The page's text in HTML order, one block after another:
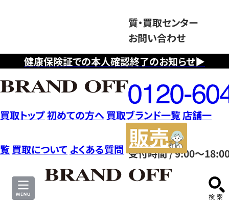
健康保険証での本人確認終了のお知らせ▶
質・買取センター
お問い合わせ
フ
リ
ー
ダ
イ
ヤ
ル
0120604117
受付時間 / 9:00～
買取トップ初めての方へ 買取ブランド一覧店舗一
覧 買取について よくある質問
サ